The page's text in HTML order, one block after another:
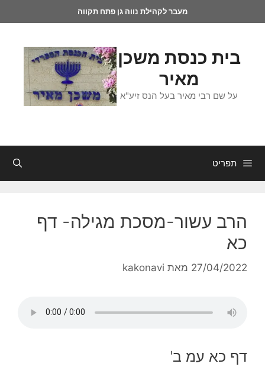
מעבר לקהילת נווה גן פתח תקווה
בית כנסת משכן
מאיר
על שם רבי מאיר בעל הנס זיע"א
תפריט
הרב עשור-מסכת מגילה- דף
כא
27/04/2022 מאת kakonavi
דף כא עמ ב'